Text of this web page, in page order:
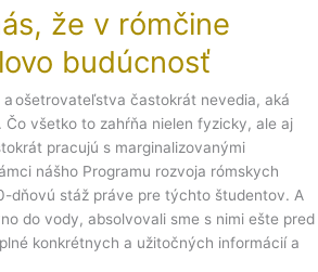
že v rómčine
budúcnosť
ošetrovateľstva častokrát nevedia, aká
všetko to zahŕňa nielen fyzicky, ale aj
pracujú s marginalizovanými
nášho Programu rozvoja rómskych
dňovú stáž práve pre týchto študentov. A
do vody, absolvovali sme s nimi ešte pred
konkrétnych a užitočných informácií a